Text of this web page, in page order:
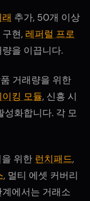
추가, 50개 이상
현, 레퍼럴 프로
을 이끕니다.
거래량을 위한
이킹 모듈, 신흥 시
성화합니다. 각 모
위한 런치패드,
, 멀티 에셋 커버리
에서는 거래소